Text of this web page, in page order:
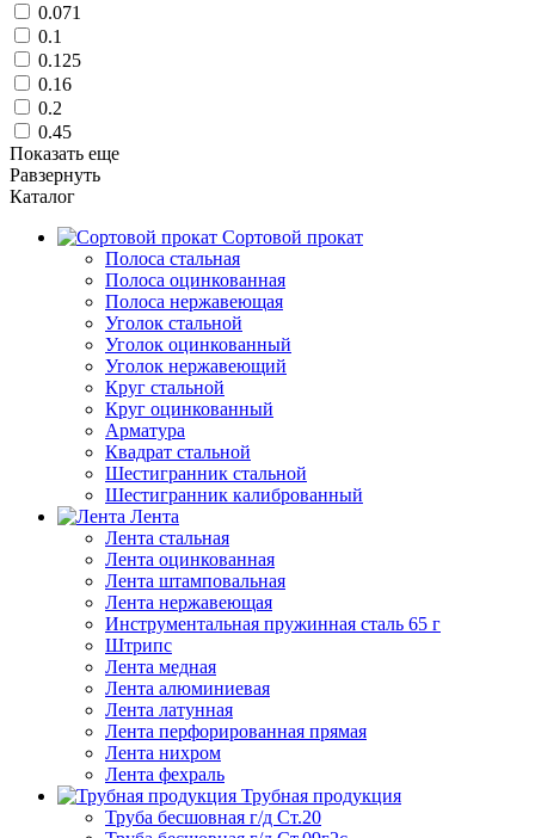
0.071
0.1
0.125
0.16
0.2
0.45
Показать еще
Равзернуть
Каталог
Сортовой прокат
Полоса стальная
Полоса оцинкованная
Полоса нержавеющая
Уголок стальной
Уголок оцинкованный
Уголок нержавеющий
Круг стальной
Круг оцинкованный
Арматура
Квадрат стальной
Шестигранник стальной
Шестигранник калиброванный
Лента
Лента стальная
Лента оцинкованная
Лента штамповальная
Лента нержавеющая
Инструментальная пружинная сталь 65 г
Штрипс
Лента медная
Лента алюминиевая
Лента латунная
Лента перфорированная прямая
Лента нихром
Лента фехраль
Трубная продукция
Труба бесшовная г/д Ст.20